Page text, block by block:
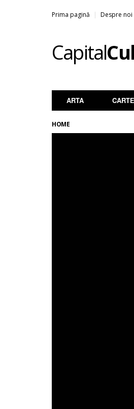
Prima pagină Despre noi
Capital
ARTA CARTE
HOME